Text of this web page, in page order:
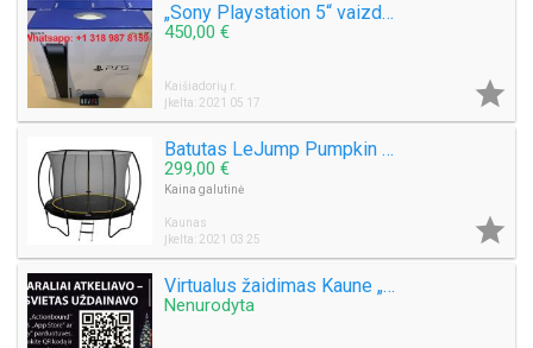
„Sony Playstation 5“ vaizdo žaidimų konsolės disko versija
450,00 €
Kaišiadorių r.
Įkelta: 2021 05 17

Batutas LeJump Pumpkin 366 CM
299,00 €
Kaina galutinė
Kaunas
Įkelta: 2021 03 25

Virtualus žaidimas Kaune „Trys Karaliai atkeliavo-visas svietas uždainavo“
Nenurodyta